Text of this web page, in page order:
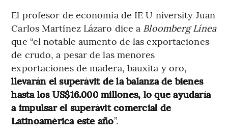
El profesor de economía de IE U niversity Juan
Carlos Martínez Lázaro dice a Bloomberg Línea
que “el notable aumento de las exportaciones
de crudo, a pesar de las menores
exportaciones de madera, bauxita y oro,
llevarán el superávit de la balanza de bienes
hasta los US$16.000 millones, lo que ayudaría
a impulsar el superávit comercial de
Latinoamérica este año”.